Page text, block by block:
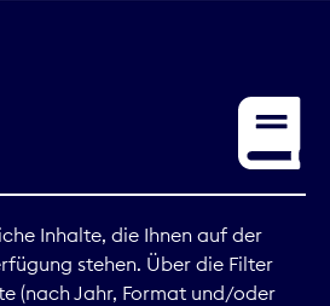
Digitales
Inhalte, die Ihnen auf der
stehen. Über die Filter
(nach Jahr, Format und/oder